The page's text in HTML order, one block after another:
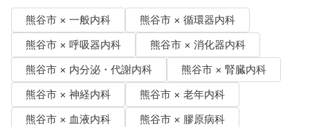
熊谷市 × 一般内科
熊谷市 × 循環器内科
熊谷市 × 呼吸器内科
熊谷市 × 消化器内科
熊谷市 × 内分泌・代謝内科
熊谷市 × 腎臓内科
熊谷市 × 神経内科
熊谷市 × 老年内科
熊谷市 × 血液内科
熊谷市 × 膠原病科